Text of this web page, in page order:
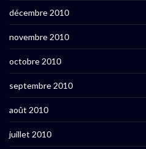
décembre 2010
novembre 2010
octobre 2010
septembre 2010
août 2010
juillet 2010